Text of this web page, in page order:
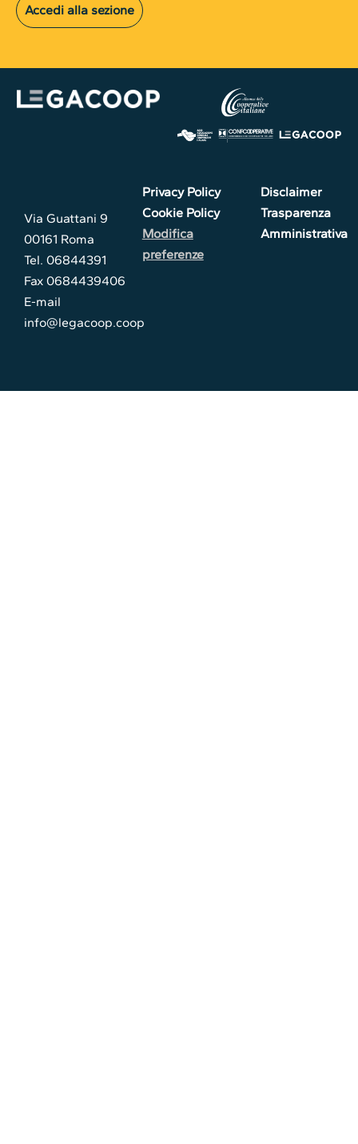
Accedi alla sezione
Via Guattani 9
00161 Roma
Tel. 06844391
Fax 0684439406
E-mail
info@legacoop.coop
Privacy Policy
Cookie Policy
Modifica
preferenze
Disclaimer
Trasparenza
Amministrativa